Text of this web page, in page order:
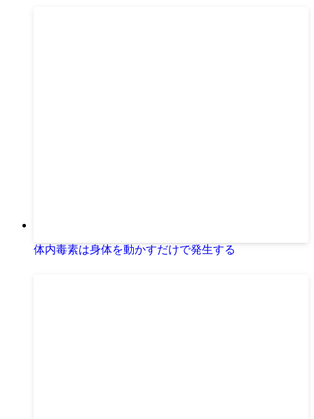
体内毒素は身体を動かすだけで発生する